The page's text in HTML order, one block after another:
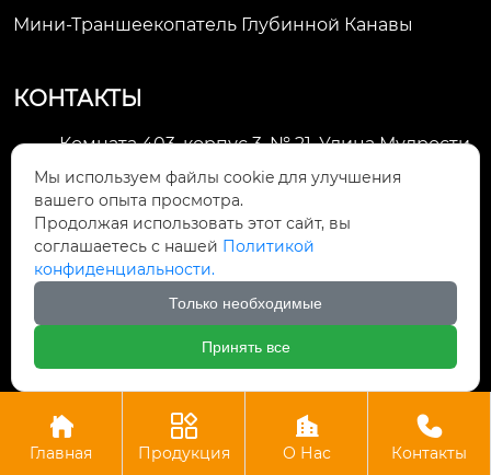
Мини-Траншеекопатель Глубинной Канавы
КОНТАКТЫ
Комната 403, корпус 3, № 21, Улица Мудрости,
Зона экономического развития Хуэйшань,
город Уси
li@futaogroup.com

Авторское право©ООО Импорт и экспорт Уси Футао

Главная

Продукция

О Нас

Контакты
Мы используем файлы cookie для улучшения
вашего опыта просмотра.
Продолжая использовать этот сайт, вы
соглашаетесь с нашей Политикой
конфиденциальности.
Только необходимые
Принять все